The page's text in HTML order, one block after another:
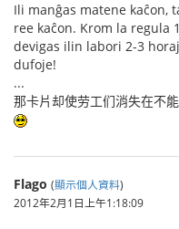
Ili manĝas matene kaĉon,
ree kaĉon. Krom la regula
devigas ilin labori 2-3
dufoje!
...
那卡片却使劳工们消失在不
Flago (顯示個人資料)
2012年2月1日上午1:18:09